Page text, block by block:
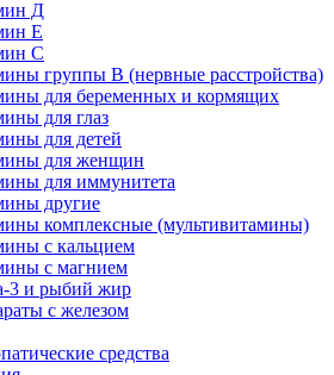
Д
Е
С
группы В (нервные расстройства)
для беременных и кормящих
для глаз
для детей
для женщин
для иммунитета
другие
комплексные (мультивитамины)
с кальцием
с магнием
3 и рыбий жир
с железом
средства